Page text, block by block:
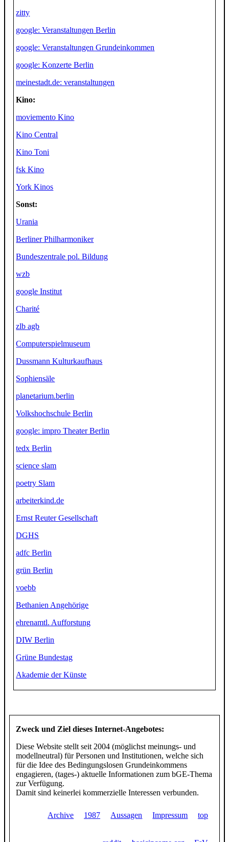
zitty
google: Veranstaltungen Berlin
google: Veranstaltungen Grundeinkommen
google: Konzerte Berlin
meinestadt.de: veranstaltungen
Kino:
moviemento Kino
Kino Central
Kino Toni
fsk Kino
York Kinos
Sonst:
Urania
Berliner Philharmoniker
Bundeszentrale pol. Bildung
wzb
google Institut
Charité
zlb agb
Computerspielmuseum
Dussmann Kulturkaufhaus
Sophiensäle
planetarium.berlin
Volkshochschule Berlin
google: impro Theater Berlin
tedx Berlin
science slam
poetry Slam
arbeiterkind.de
Ernst Reuter Gesellschaft
DGHS
adfc Berlin
grün Berlin
voebb
Bethanien Angehörige
ehrenamtl. Aufforstung
DIW Berlin
Grüne Bundestag
Akademie der Künste
Zweck und Ziel dieses Internet-Angebotes:
Diese Website stellt seit 2004 (möglichst meinungs- und
modellneutral) für Personen und Institutionen, welche sich
für die Idee des Bedingungslosen Grundeinkommens
engagieren, (tages-) aktuelle Informationen zum bGE-Thema
zur Verfügung.
Damit sind keinerlei kommerzielle Interessen verbunden.
top
Impressum
Aussagen
1987
Archive